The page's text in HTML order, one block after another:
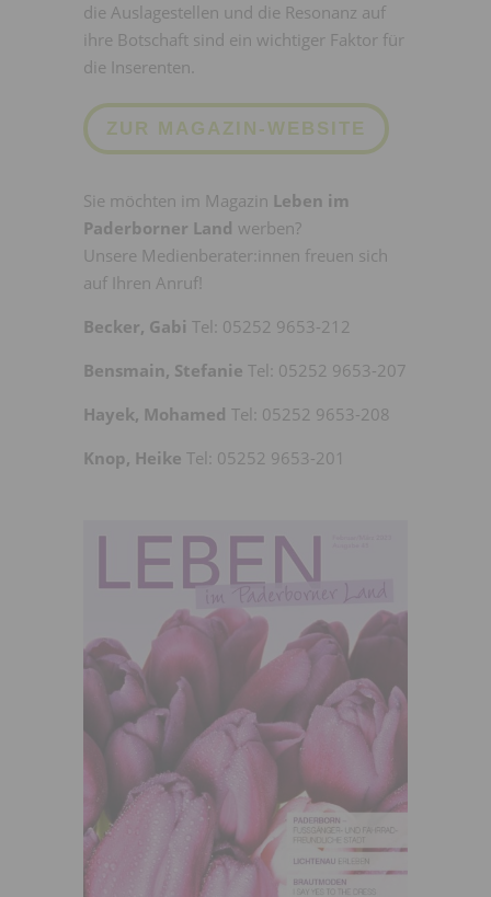
die Auslagestellen und die Resonanz auf
ihre Botschaft sind ein wichtiger Faktor für
die Inserenten.
ZUR MAGAZIN-WEBSITE
Sie möchten im Magazin Leben im
Paderborner Land werben?
Unsere Medienberater:innen freuen sich
auf Ihren Anruf!
Becker, GabiTel: 05252 9653-212
Bensmain, StefanieTel: 05252 9653-207
Hayek, MohamedTel: 05252 9653-208
Knop, HeikeTel: 05252 9653-201